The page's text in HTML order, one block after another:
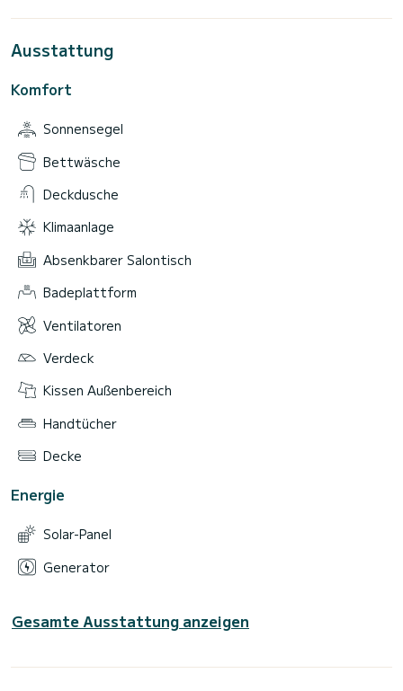
Ausstattung
Komfort
Sonnensegel
Bettwäsche
Deckdusche
Klimaanlage
Absenkbarer Salontisch
Badeplattform
Ventilatoren
Verdeck
Kissen Außenbereich
Handtücher
Decke
Energie
Solar-Panel
Generator
Gesamte Ausstattung anzeigen